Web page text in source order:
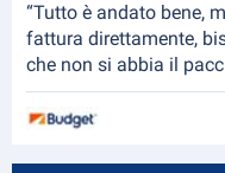
“Tutto è andato bene,
fattura direttamente,
che non si abbia il